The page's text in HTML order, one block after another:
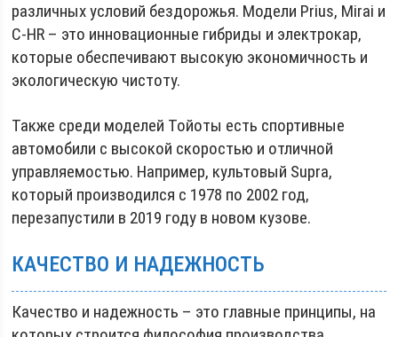
различных условий бездорожья. Модели Prius, Mirai и
C-HR – это инновационные гибриды и электрокар,
которые обеспечивают высокую экономичность и
экологическую чистоту.
Также среди моделей Тойоты есть спортивные
автомобили с высокой скоростью и отличной
управляемостью. Например, культовый Supra,
который производился с 1978 по 2002 год,
перезапустили в 2019 году в новом кузове.
КАЧЕСТВО И НАДЕЖНОСТЬ
Качество и надежность – это главные принципы, на